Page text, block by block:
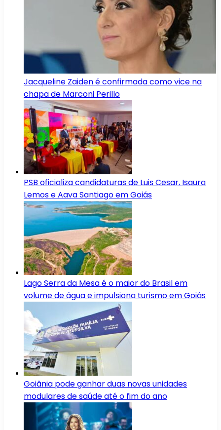
Jacqueline Zaiden é confirmada como vice na
chapa de Marconi Perillo
PSB oficializa candidaturas de Luis Cesar, Isaura
Lemos e Aava Santiago em Goiás
Lago Serra da Mesa é o maior do Brasil em
volume de água e impulsiona turismo em Goiás
Goiânia pode ganhar duas novas unidades
modulares de saúde até o fim do ano